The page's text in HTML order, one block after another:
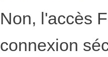
Non, l'accès
connexion